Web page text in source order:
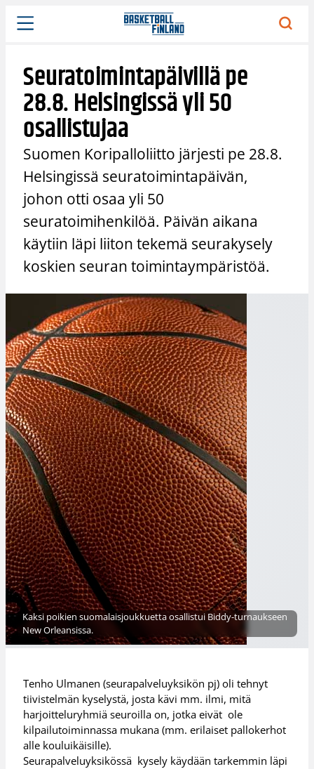
Siirry
sisältöön
Seuratoimintapäivillä pe
28.8. Helsingissä yli 50
osallistujaa
Suomen Koripalloliitto järjesti pe 28.8.
Helsingissä seuratoimintapäivän,
johon otti osaa yli 50
seuratoimihenkilöä. Päivän aikana
käytiin läpi liiton tekemä seurakysely
koskien seuran toimintaympäristöä.
Kaksi poikien suomalaisjoukkuetta osallistui Biddy-turnaukseen
New Orleansissa.
Tenho Ulmanen (seurapalveluyksikön pj) oli tehnyt
tiivistelmän kyselystä, josta kävi mm. ilmi, mitä
harjoitteluryhmiä seuroilla on, jotka eivät ole
kilpailutoiminnassa mukana (mm. erilaiset pallokerhot
alle kouluikäisille).
Seurapalveluyksikössä kysely käydään tarkemmin läpi